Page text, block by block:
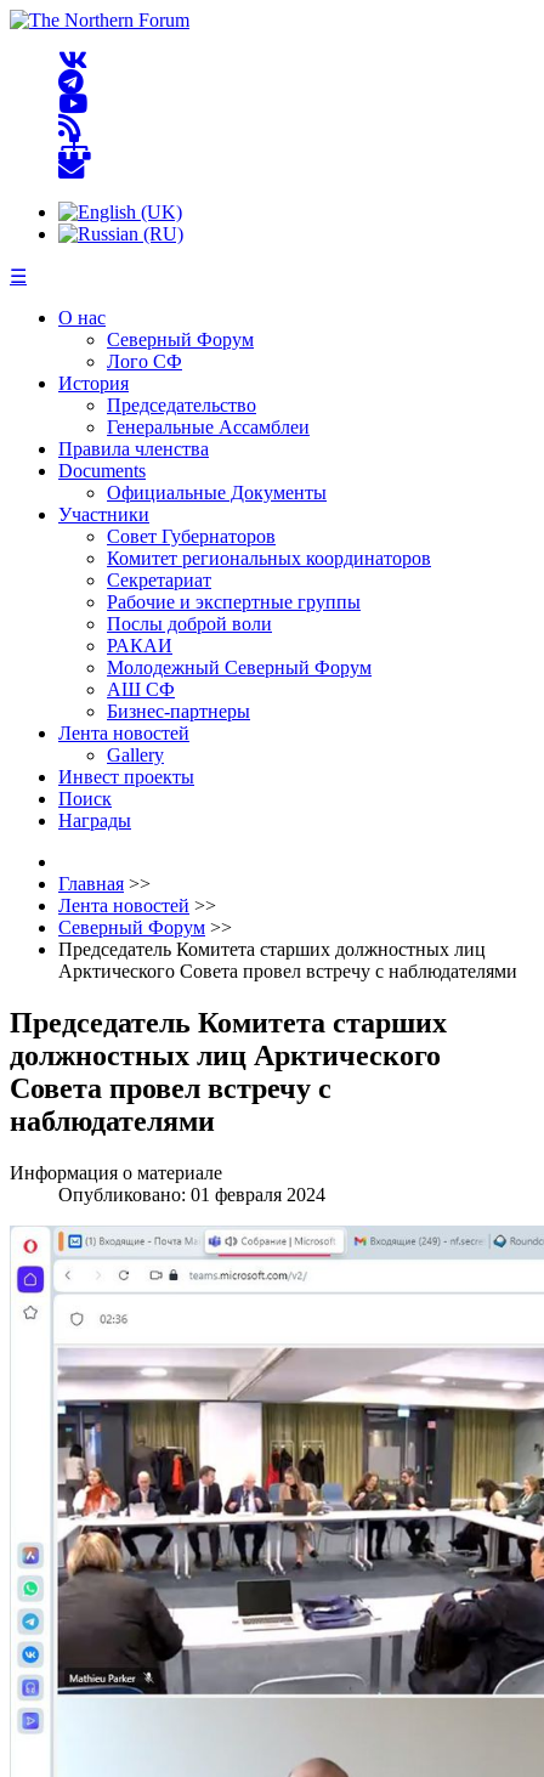
☰
О нас
Северный Форум
Лого СФ
История
Председательство
Генеральные Ассамблеи
Правила членства
Documents
Официальные Документы
Участники
Совет Губернаторов
Комитет региональных координаторов
Секретариат
Рабочие и экспертные группы
Послы доброй воли
РАКАИ
Молодежный Северный Форум
АШ СФ
Бизнес-партнеры
Лента новостей
Gallery
Инвест проекты
Поиск
Награды
Главная >>
Лента новостей >>
Северный Форум >>
Председатель Комитета старших должностных лиц
Арктического Совета провел встречу с наблюдателями
Председатель Комитета старших
должностных лиц Арктического
Совета провел встречу с
наблюдателями
Информация о материале
Опубликовано: 01 февраля 2024